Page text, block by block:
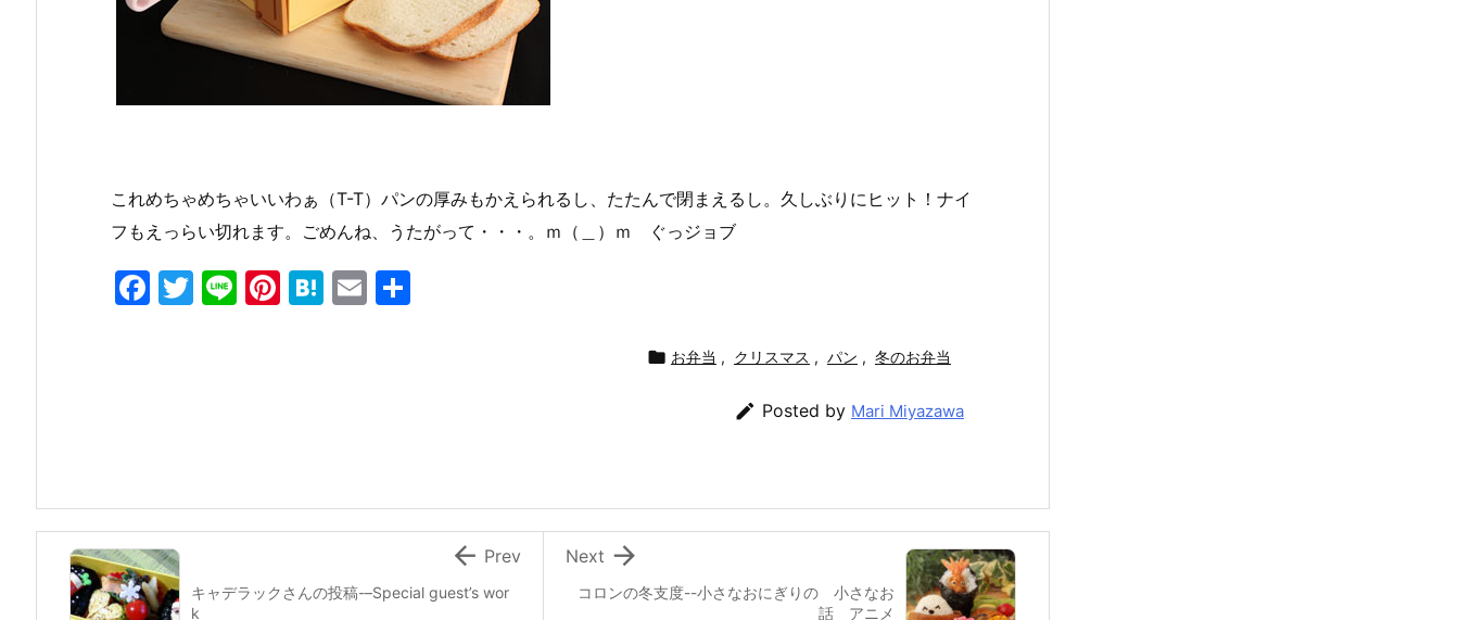
これめちゃめちゃいいわぁ（T-T）パンの厚みもかえられるし、たたんで閉まえるし。久しぶりにヒット！ナイ
フもえっらい切れます。ごめんね、うたがって・・・。ｍ（＿）ｍ ぐっジョブ
F
k
T
Li Pi H
E
 お弁当 , クリスマス , パン , 冬のお弁当
 Posted by Mari Miyazawa
コロンの冬支度--小さなおにぎりの 小さなお
話 アニメ

Next
キャデラックさんの投稿-–Special guest’s wor
k
 Prev